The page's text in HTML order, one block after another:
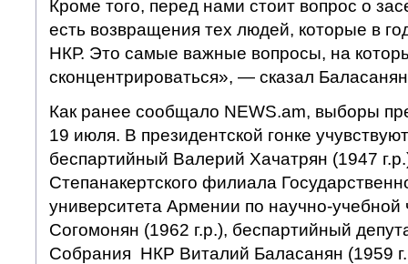
Кроме того, перед нами стоит вопрос о
есть возвращения тех людей, которые в
НКР. Это самые важные вопросы, на
сконцентрироваться», — сказал
Как ранее сообщало NEWS.am, выборы
19 июля. В президентской гонке
беспартийный Валерий Хачатрян (1947
Степанакертского филиала
университета Армении по научно-учебной
Согомонян (1962 г.р.), беспартийный
Собрания НКР Виталий Баласанян (1959